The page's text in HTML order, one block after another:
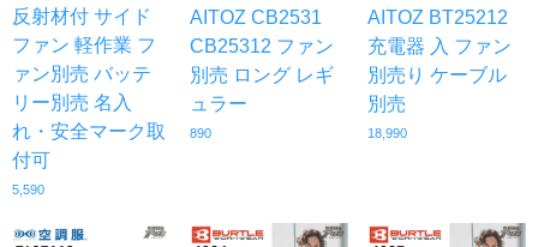
反射材付 サイド
ファン 軽作業 フ
ァン別売 バッテ
リー別売 名入
れ・安全マーク取
付可
5,590
AITOZ CB2531
CB25312 ファン
別売 ロング レギ
ュラー
890
AITOZ BT25212
充電器 入 ファン
別売り ケーブル
別売
18,990